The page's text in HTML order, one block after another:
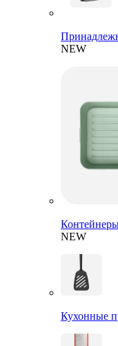
NEW
NEW
Кухонные